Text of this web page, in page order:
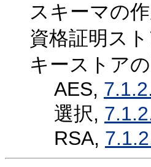
スキーマの
資格証明ス
キーストア
AES,
選択,
RSA,